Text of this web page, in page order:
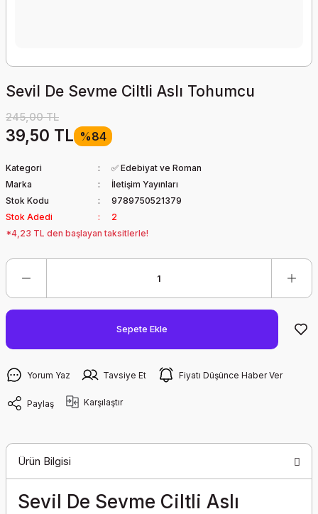
Sevil De Sevme Ciltli Aslı Tohumcu
245,00 TL
39,50 TL %84
Kategori
✅ Edebiyat ve Roman
Marka
İletişim Yayınları
Stok Kodu
9789750521379
Stok Adedi
2
*4,23 TL den başlayan taksitlerle!
Sepete Ekle
Yorum Yaz Tavsiye Et Fiyatı Düşünce Haber Ver
Paylaş Karşılaştır
Ürün Bilgisi
Sevil De Sevme Ciltli Aslı